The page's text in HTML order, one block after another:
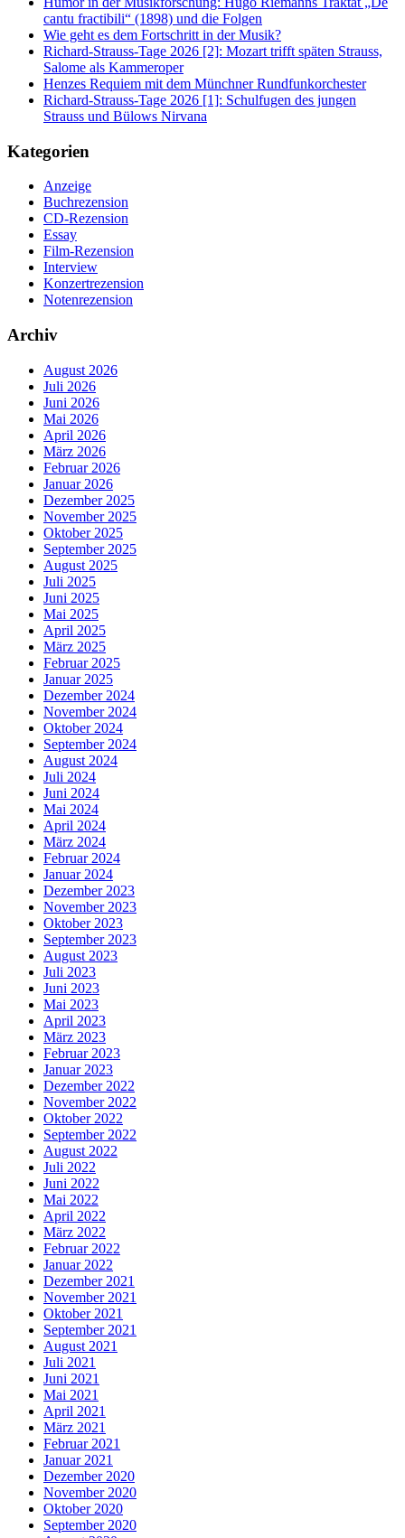
cantu fractibili“ (1898) und die Folgen
Wie geht es dem Fortschritt in der Musik?
Richard-Strauss-Tage 2026 [2]: Mozart trifft späten Strauss,
Salome als Kammeroper
Henzes Requiem mit dem Münchner Rundfunkorchester
Richard-Strauss-Tage 2026 [1]: Schulfugen des jungen
Strauss und Bülows Nirvana
Kategorien
Anzeige
Buchrezension
CD-Rezension
Essay
Film-Rezension
Interview
Konzertrezension
Notenrezension
Archiv
August 2026
Juli 2026
Juni 2026
Mai 2026
April 2026
März 2026
Februar 2026
Januar 2026
Dezember 2025
November 2025
Oktober 2025
September 2025
August 2025
Juli 2025
Juni 2025
Mai 2025
April 2025
März 2025
Februar 2025
Januar 2025
Dezember 2024
November 2024
Oktober 2024
September 2024
August 2024
Juli 2024
Juni 2024
Mai 2024
April 2024
März 2024
Februar 2024
Januar 2024
Dezember 2023
November 2023
Oktober 2023
September 2023
August 2023
Juli 2023
Juni 2023
Mai 2023
April 2023
März 2023
Februar 2023
Januar 2023
Dezember 2022
November 2022
Oktober 2022
September 2022
August 2022
Juli 2022
Juni 2022
Mai 2022
April 2022
März 2022
Februar 2022
Januar 2022
Dezember 2021
November 2021
Oktober 2021
September 2021
August 2021
Juli 2021
Juni 2021
Mai 2021
April 2021
März 2021
Februar 2021
Januar 2021
Dezember 2020
November 2020
Oktober 2020
September 2020